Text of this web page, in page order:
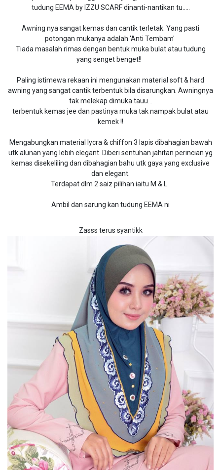
tudung EEMA by IZZU SCARF dinanti-nantikan tu…..
Awning nya sangat kemas dan cantik terletak. Yang pasti
potongan mukanya adalah 'Anti Tembam'
Tiada masalah rimas dengan bentuk muka bulat atau tudung
yang senget benget!!
Paling istimewa rekaan ini mengunakan material soft & hard
awning yang sangat cantik terbentuk bila disarungkan. Awningnya
tak melekap dimuka tauu...
terbentuk kemas jee dan pastinya muka tak nampak bulat atau
kemek !!
Mengabungkan material lycra & chiffon 3 lapis dibahagian bawah
utk alunan yang lebih elegant. Diberi sentuhan jahitan perincian yg
kemas disekeliling dan dibahagian bahu utk gaya yang exclusive
dan elegant.
Terdapat dlm 2 saiz pilihan iaitu M & L.
Ambil dan sarung kan tudung EEMA ni
Zasss terus syantikk